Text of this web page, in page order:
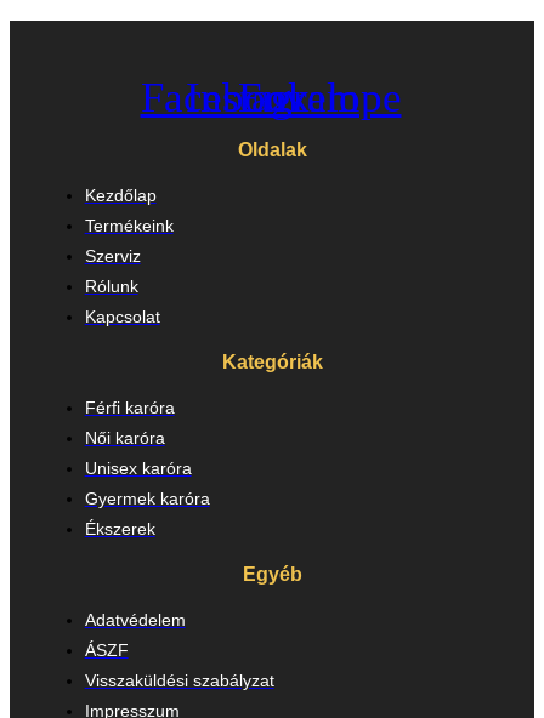
Facebook
Instagram
Envelope
Oldalak
Kezdőlap
Termékeink
Szerviz
Rólunk
Kapcsolat
Kategóriák
Férfi karóra
Női karóra
Unisex karóra
Gyermek karóra
Ékszerek
Egyéb
Adatvédelem
ÁSZF
Visszaküldési szabályzat
Impresszum